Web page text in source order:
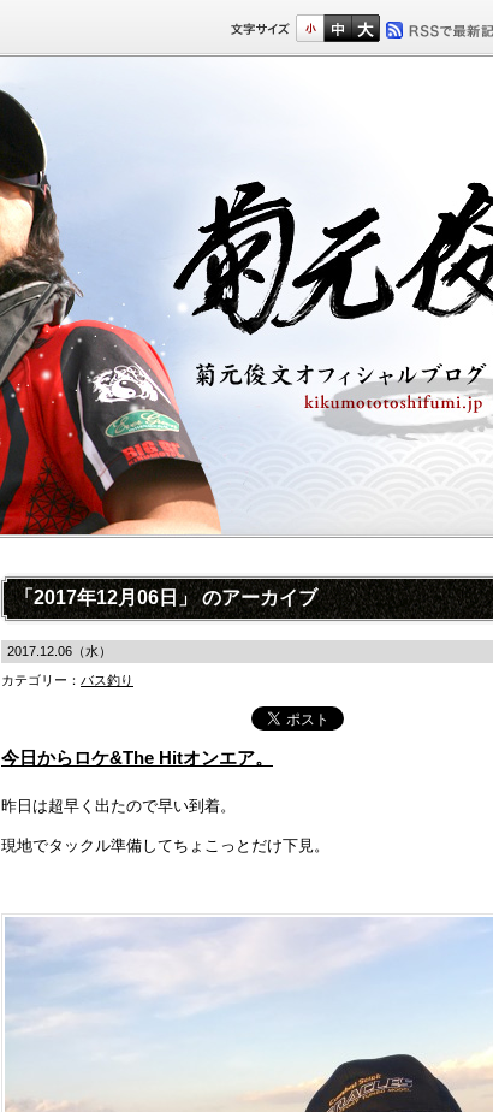
「2017年12月06日」 のアーカイブ
2017.12.06（水）
カテゴリー： バス釣り
今日からロケ&The Hitオンエア。
昨日は超早く出たので早い到着。
現地でタックル準備してちょこっとだけ下見。